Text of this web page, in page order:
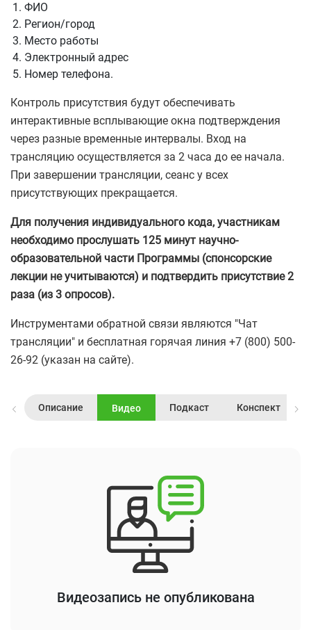
ФИО
Регион/город
Место работы
Электронный адрес
Номер телефона.
Контроль присутствия будут обеспечивать
интерактивные всплывающие окна подтверждения
через разные временные интервалы. Вход на
трансляцию осуществляется за 2 часа до ее начала.
При завершении трансляции, сеанс у всех
присутствующих прекращается.
Для получения индивидуального кода, участникам
необходимо прослушать 125 минут научно-
образовательной части Программы (спонсорские
лекции не учитываются) и подтвердить присутствие 2
раза (из 3 опросов).
Инструментами обратной связи являются "Чат
трансляции" и бесплатная горячая линия +7 (800) 500-
26-92 (указан на сайте).
Описание Видео Подкаст Конспект
Видеозапись не опубликована